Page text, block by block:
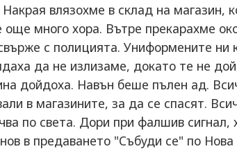
Накрая влязохме в склад на магазин,
много хора. Вътре прекарахме
с полицията. Униформените ни
да не излизаме, докато те не
дойдоха. Навън беше пълен ад.
в магазините, за да се спасят.
по света. Дори при фалшив сигнал,
в предаването "Събуди се" по Нова